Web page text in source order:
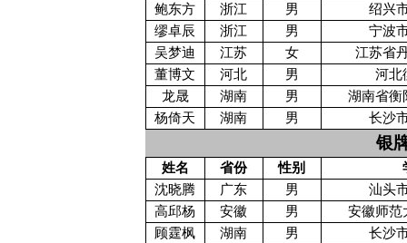
鲍东方
浙江 男
绍兴
缪卓辰
浙江 男
宁波
吴梦迪
江苏 女
江苏省
董博文
河北 男
河北
龙晟
湖南 男
湖南省衡
杨倚天
湖南 男 长沙
银
姓名 省份 性别
沈晓腾
广东 男
汕头
高邱杨
安徽 男
安徽师范
顾霆枫
湖南 男
长沙